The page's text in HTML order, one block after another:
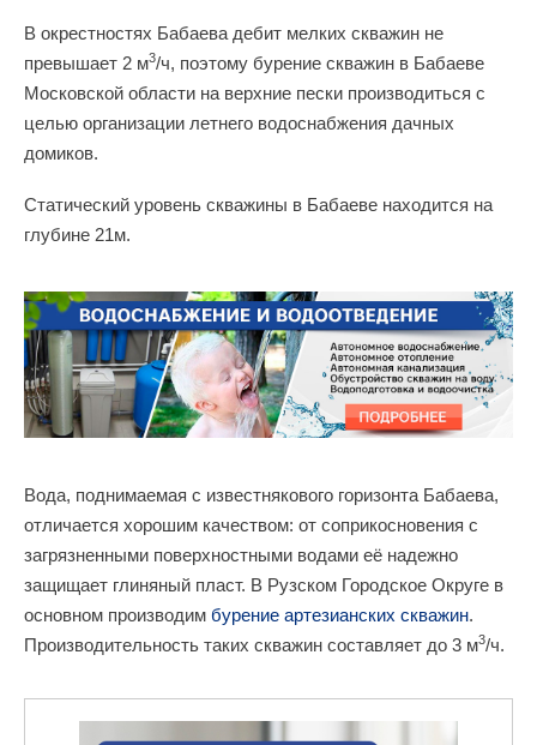
В окрестностях Бабаева дебит мелких скважин не
превышает 2 м3/ч, поэтому бурение скважин в Бабаеве
Московской области на верхние пески производиться с
целью организации летнего водоснабжения дачных
домиков.
Статический уровень скважины в Бабаеве находится на
глубине 21м.
Вода, поднимаемая с известнякового горизонта Бабаева,
отличается хорошим качеством: от соприкосновения с
загрязненными поверхностными водами её надежно
защищает глиняный пласт. В Рузском Городское Округе в
основном производим бурение артезианских скважин.
Производительность таких скважин составляет до 3 м3/ч.